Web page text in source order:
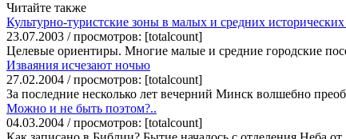
Читайте также
Культурно-туристские зоны в малых и средних исторических
23.07.2003 / просмотров: [totalcount]
Целевые ориентиры. Многие малые и средние городские
Изваяния исчезают ночью
27.02.2004 / просмотров: [totalcount]
За последние несколько лет вечерний Минск волшебно
Можно и не быть поэтом?..
04.03.2004 / просмотров: [totalcount]